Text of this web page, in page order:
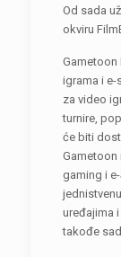
Od sada
okviru
Gametoon
igrama i
za video
turnire,
će biti
Gametoon
gaming i
uređajima
takođe